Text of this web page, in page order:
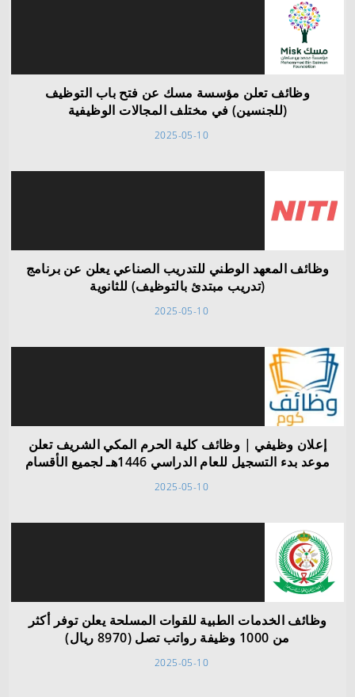
وظائف تعلن مؤسسة مسك عن فتح باب التوظيف
(للجنسين) في مختلف المجالات الوظيفية
2025-05-10
وظائف المعهد الوطني للتدريب الصناعي يعلن عن برنامج
(تدريب مبتدئ بالتوظيف) للثانوية
2025-05-10
إعلان وظيفي | وظائف كلية الحرم المكي الشريف تعلن
موعد بدء التسجيل للعام الدراسي 1446هـ لجميع الأقسام
2025-05-10
وظائف الخدمات الطبية للقوات المسلحة يعلن توفر أكثر
من 1000 وظيفة رواتب تصل (8970 ريال)
2025-05-10